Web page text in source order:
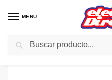
MENU
Inicio PAE / Cocina / Microondas